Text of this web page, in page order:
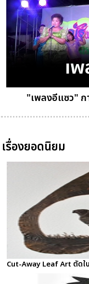
"เพลงอีแซว"
เรื่องยอดนิยม
Cut-Away Leaf Art ตัดใบ